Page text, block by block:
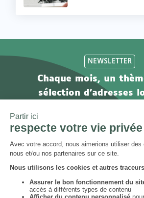
NEWSLETTER
Chaque mois, un
sélection d'adresses
newsletter !
S’abonner